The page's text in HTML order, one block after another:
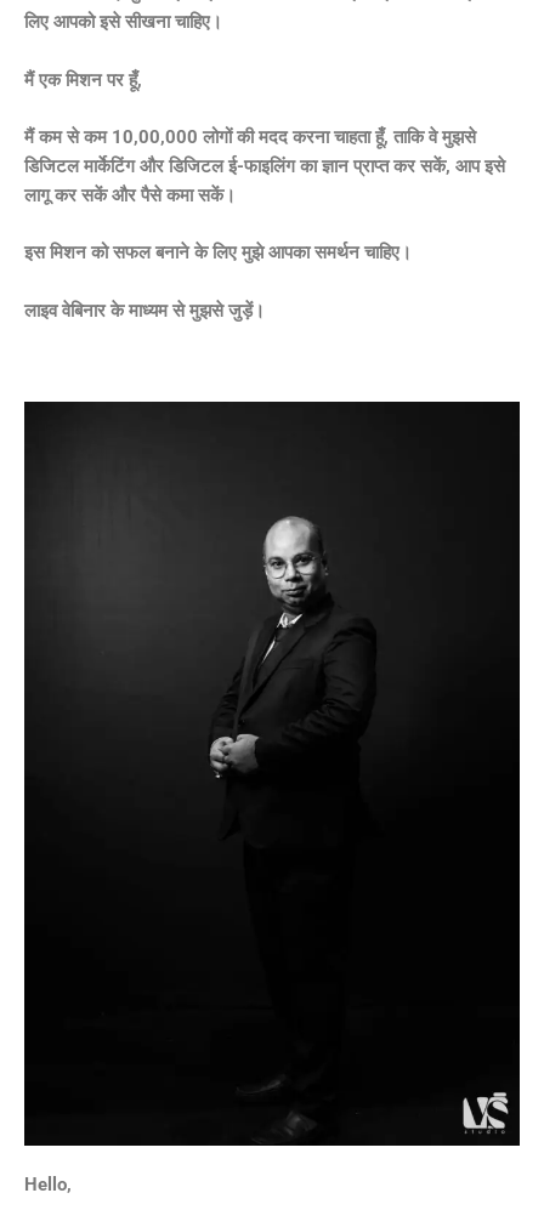
लिए आपको इसे सीखना चाहिए।
मैं एक मिशन पर हूँ,
मैं कम से कम 10,00,000 लोगों की मदद करना चाहता हूँ, ताकि वे मुझसे
डिजिटल मार्केटिंग और डिजिटल ई-फाइलिंग का ज्ञान प्राप्त कर सकें, आप इसे
लागू कर सकें और पैसे कमा सकें।
इस मिशन को सफल बनाने के लिए मुझे आपका समर्थन चाहिए।
लाइव वेबिनार के माध्यम से मुझसे जुड़ें।
Hello,